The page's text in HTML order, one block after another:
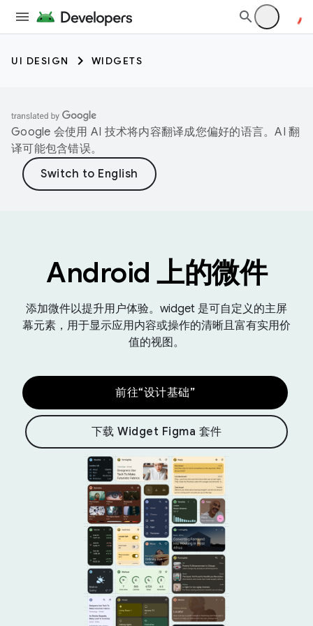
UI DESIGN WIDGETS
Google 会使用 AI 技术将内容翻译成您偏好的语言。AI 翻
译可能包含错误。
Android 上的微件
添加微件以提升用户体验。widget 是可自定义的主屏
幕元素，用于显示应用内容或操作的清晰且富有实用价
值的视图。
前往“设计基础”
下载 Widget Figma 套件